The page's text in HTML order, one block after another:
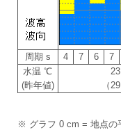
周期 s 4 7 6 7
水温 ℃
(昨年値)
（
※ グラフ 0 cm = 地点の